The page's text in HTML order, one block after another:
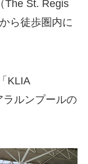
The St. Regis
ら徒歩圏内に
KLIA
ラルンプールの